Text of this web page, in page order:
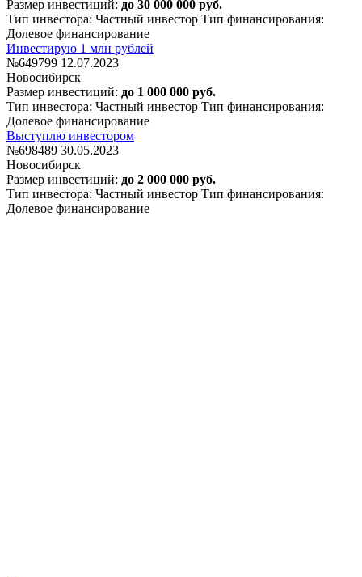
Размер инвестиций: до 30 000 000 руб.
Тип инвестора: Частный инвестор Тип финансирования:
Долевое финансирование
Инвестирую 1 млн рублей
№649799 12.07.2023
Новосибирск
Размер инвестиций: до 1 000 000 руб.
Тип инвестора: Частный инвестор Тип финансирования:
Долевое финансирование
Выступлю инвестором
№698489 30.05.2023
Новосибирск
Размер инвестиций: до 2 000 000 руб.
Тип инвестора: Частный инвестор Тип финансирования:
Долевое финансирование